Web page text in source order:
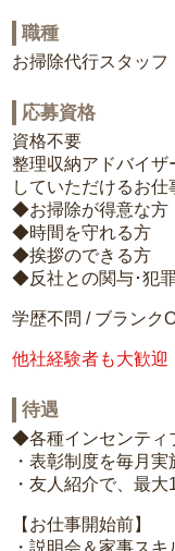
職種
お掃除代行スタッフ
応募資格
資格不要
整理収納アドバイ
していただけるお仕
◆お掃除が得意な方
◆時間を守れる方
◆挨拶のできる方
◆反社との関与･犯
学歴不問 / ブランク
他社経験者も大歓迎
待遇
◆各種インセンティ
・表彰制度を毎月
・友人紹介で、最
【お仕事開始前】